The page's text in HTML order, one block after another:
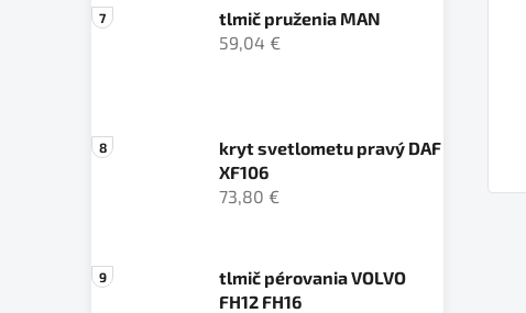
tlmič pruženia MAN
59,04 €
kryt svetlometu pravý DAF
XF106
73,80 €
tlmič pérovania VOLVO
FH12 FH16